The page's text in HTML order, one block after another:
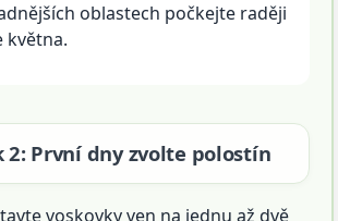
oblastech počkejte raději
května.
2: První dny zvolte polostín
voskovky ven na jednu až dvě